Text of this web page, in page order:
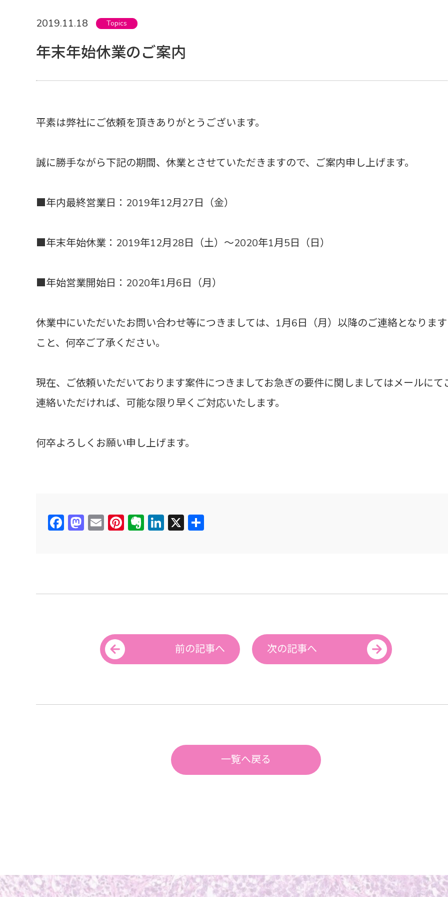
2019.11.18 Topics
年末年始休業のご案内
平素は弊社にご依頼を頂きありがとうございます。
誠に勝手ながら下記の期間、休業とさせていただきますので、ご案内申し上げます。
■年内最終営業日：2019年12月27日（金）
■年末年始休業：2019年12月28日（土）～2020年1月5日（日）
■年始営業開始日：2020年1月6日（月）
休業中にいただいたお問い合わせ等につきましては、1月6日（月）以降のご連絡となります
こと、何卒ご了承ください。
現在、ご依頼いただいております案件につきましてお急ぎの要件に関しましてはメールにて
連絡いただければ、可能な限り早くご対応いたします。
何卒よろしくお願い申し上げます。
Facebook
Mastodon
EmailPinterest
Evernote
LinkedIn
X
前の記事へ 次の記事へ
一覧へ戻る